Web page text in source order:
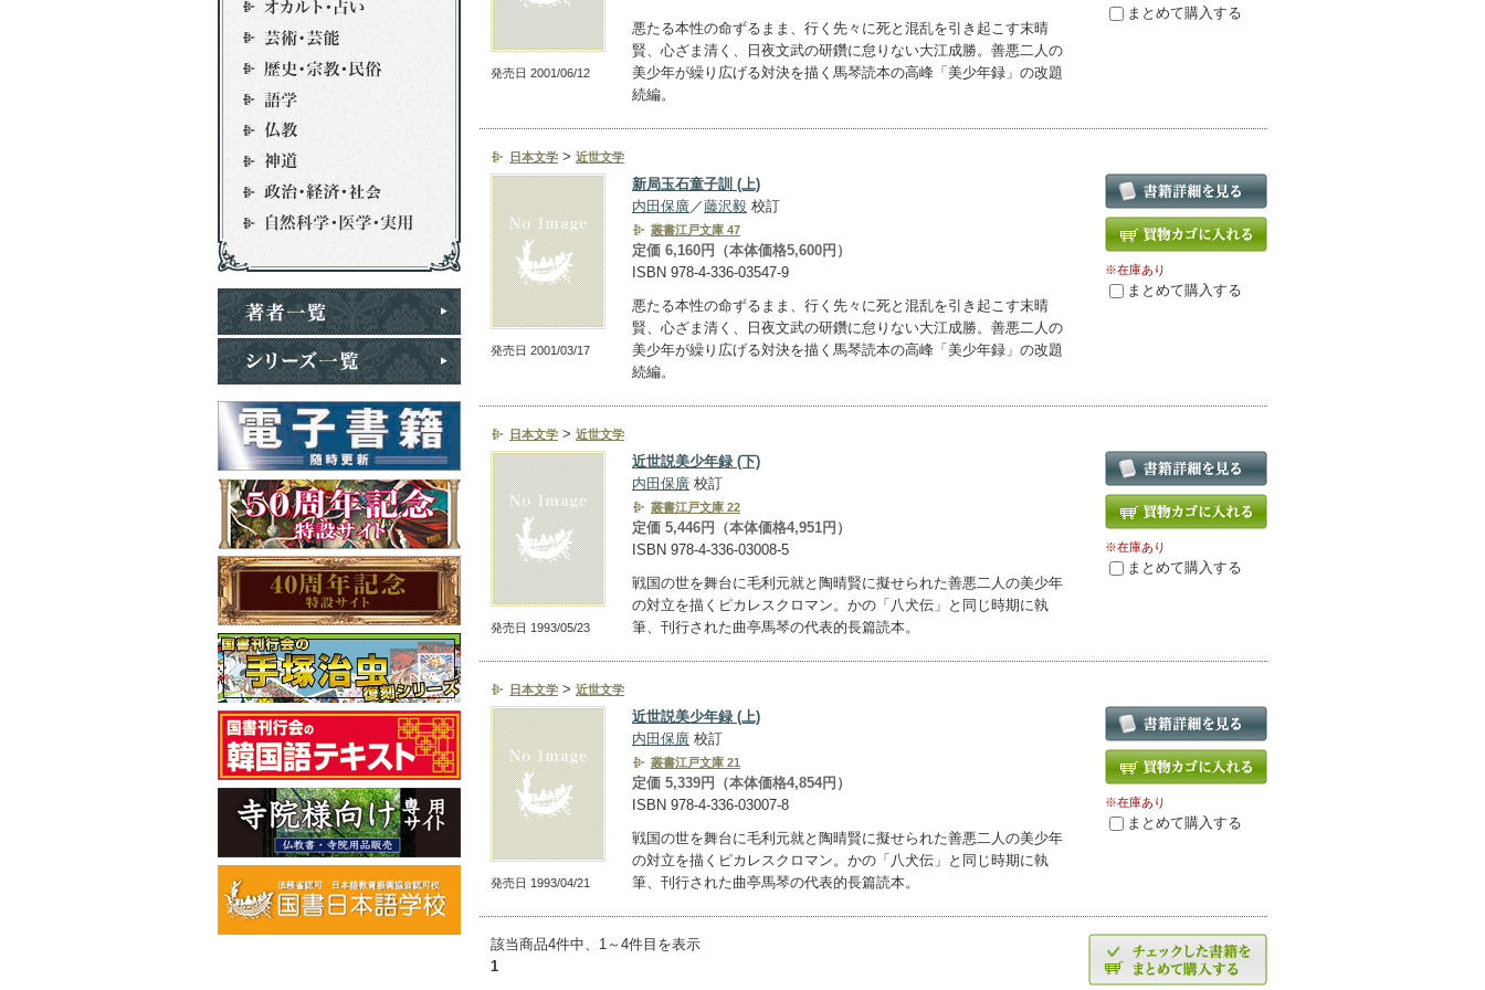
発売日 2001/06/12
悪たる本性の命ずるまま、行く先々に死と混乱を引き起こす末晴
賢、心ざま清く、日夜文武の研鑽に怠りない大江成勝。善悪二人の
美少年が繰り広げる対決を描く馬琴読本の高峰「美少年録」の改題
続編。
まとめて購入する
日本文学 > 近世文学
発売日 2001/03/17
新局玉石童子訓 (上)
内田保廣／藤沢毅 校訂
叢書江戸文庫 47
定価 6,160円（本体価格5,600円）
ISBN 978-4-336-03547-9
悪たる本性の命ずるまま、行く先々に死と混乱を引き起こす末晴
賢、心ざま清く、日夜文武の研鑽に怠りない大江成勝。善悪二人の
美少年が繰り広げる対決を描く馬琴読本の高峰「美少年録」の改題
続編。
※在庫あり
まとめて購入する
日本文学 > 近世文学
発売日 1993/05/23
近世説美少年録 (下)
内田保廣 校訂
叢書江戸文庫 22
定価 5,446円（本体価格4,951円）
ISBN 978-4-336-03008-5
戦国の世を舞台に毛利元就と陶晴賢に擬せられた善悪二人の美少年
の対立を描くピカレスクロマン。かの「八犬伝」と同じ時期に執
筆、刊行された曲亭馬琴の代表的長篇読本。
※在庫あり
まとめて購入する
日本文学 > 近世文学
発売日 1993/04/21
近世説美少年録 (上)
内田保廣 校訂
叢書江戸文庫 21
定価 5,339円（本体価格4,854円）
ISBN 978-4-336-03007-8
戦国の世を舞台に毛利元就と陶晴賢に擬せられた善悪二人の美少年
の対立を描くピカレスクロマン。かの「八犬伝」と同じ時期に執
筆、刊行された曲亭馬琴の代表的長篇読本。
※在庫あり
まとめて購入する
該当商品4件中、1～4件目を表示
1